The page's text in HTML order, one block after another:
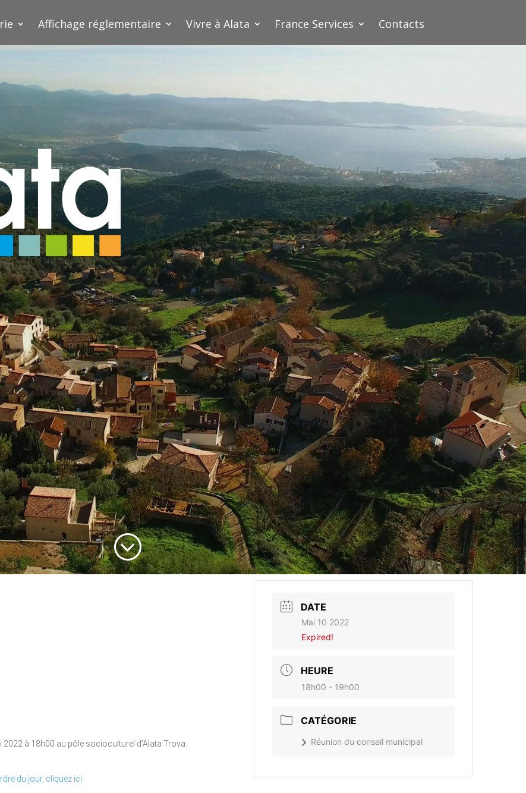
Affichage réglementaire Vivre à Alata France Services Contacts
;
à 18h00 au pôle socioculturel d’Alata Trova.
du jour, cliquez ici
DATE
Mai 10 2022
Expired!
HEURE
18h00 - 19h00
CATÉGORIE
Réunion du conseil municipal